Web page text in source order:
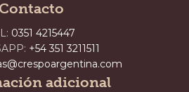
Contacto
0351 4215447
+54 351 3211511
adicional